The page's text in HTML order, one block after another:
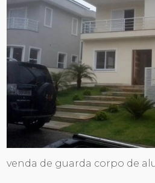
venda de guarda corpo de